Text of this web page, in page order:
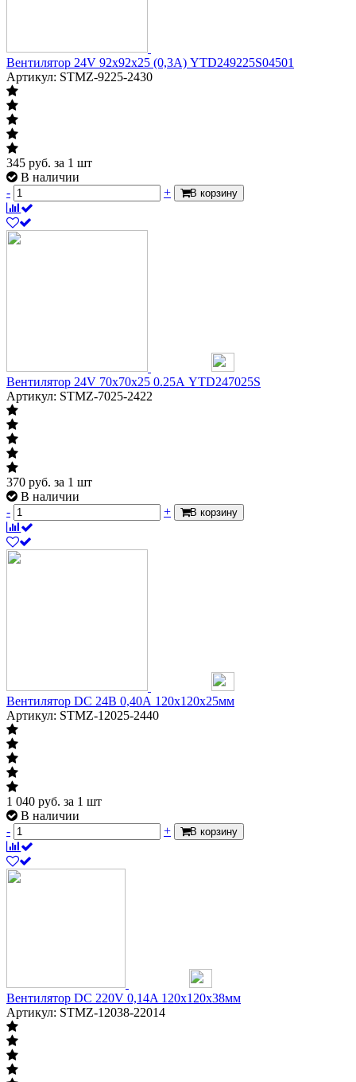
Вентилятор 24V 92х92х25 (0,3А) YTD249225S04501
Артикул: STMZ-9225-2430
345 руб. за 1 шт
В наличии
-
+ В корзину
Вентилятор 24V 70х70х25 0.25А YTD247025S
Артикул: STMZ-7025-2422
370 руб. за 1 шт
В наличии
-
+ В корзину
Вентилятор DC 24В 0,40А 120х120х25мм
Артикул: STMZ-12025-2440
1 040 руб. за 1 шт
В наличии
-
+ В корзину
Вентилятор DC 220V 0,14A 120x120х38мм
Артикул: STMZ-12038-22014